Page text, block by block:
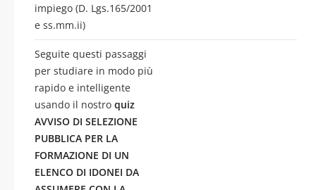
impiego (D. Lgs.165/2001
e ss.mm.ii)
Seguite questi passaggi
per studiare in modo più
rapido e intelligente
usando il nostro quiz
AVVISO DI SELEZIONE
PUBBLICA PER LA
FORMAZIONE DI UN
ELENCO DI IDONEI DA